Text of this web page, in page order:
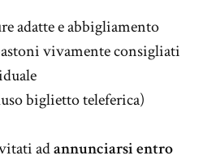
adatte e abbigliamento
vivamente consigliati
biglietto teleferica)
adannunciarsi entro